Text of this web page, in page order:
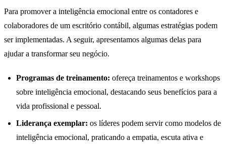
Para promover a inteligência emocional entre os contadores e
colaboradores de um escritório contábil, algumas estratégias podem
ser implementadas. A seguir, apresentamos algumas delas para
ajudar a transformar seu negócio.
Programas de treinamento: ofereça treinamentos e workshops
sobre inteligência emocional, destacando seus benefícios para a
vida profissional e pessoal.
Liderança exemplar: os líderes podem servir como modelos de
inteligência emocional, praticando a empatia, escuta ativa e